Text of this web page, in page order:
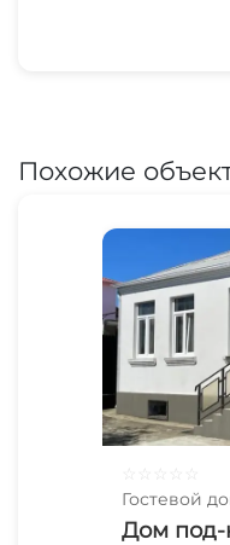
Похожие
Гостевой
Дом под-